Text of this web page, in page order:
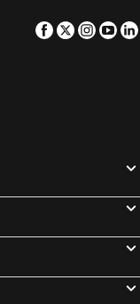
Ostkap Hôtels
Facebook
Twitter